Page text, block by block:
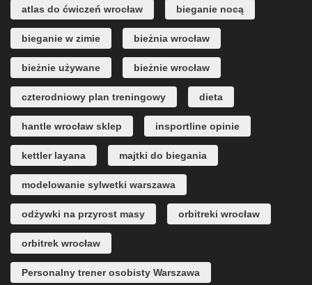
atlas do ćwiczeń wrocław bieganie nocą
bieganie w zimie bieżnia wrocław
bieżnie używane bieżnie wrocław
czterodniowy plan treningowy dieta
hantle wrocław sklep insportline opinie
kettler layana majtki do biegania
modelowanie sylwetki warszawa
odżywki na przyrost masy orbitreki wrocław
orbitrek wrocław
Personalny trener osobisty Warszawa